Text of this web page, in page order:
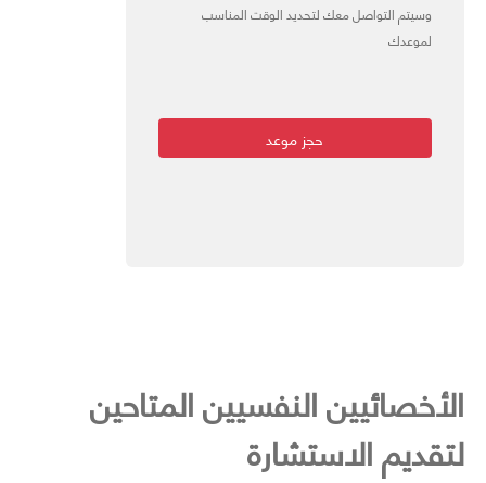
وسيتم التواصل معك لتحديد الوقت المناسب
لموعدك
حجز موعد
الأخصائيين النفسيين المتاحين
لتقديم الاستشارة